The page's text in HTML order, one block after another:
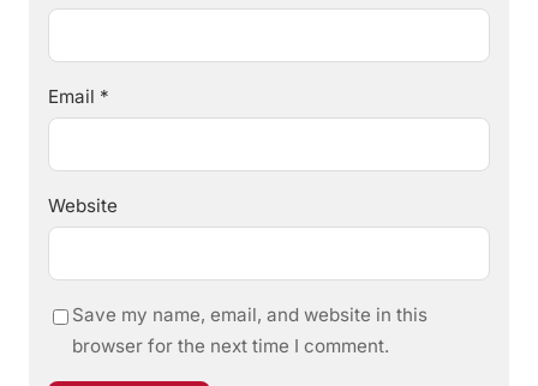
Email *
Website
Save my name, email, and website in this
browser for the next time I comment.